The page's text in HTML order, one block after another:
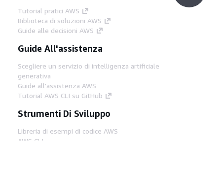
Tutorial pratici AWS
Biblioteca di soluzioni AWS
Guide alle decisioni AWS
Guide All'assistenza
Scegliere un servizio di intelligenza artificiale
generativa
Guide all'assistenza AWS
Tutorial AWS CLI su GitHub
Strumenti Di Sviluppo
Libreria di esempi di codice AWS
AWS CLI